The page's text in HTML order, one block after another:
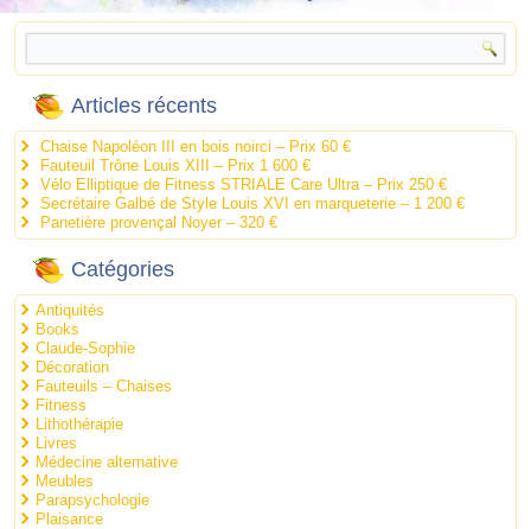
Articles récents
Chaise Napoléon III en bois noirci – Prix 60 €
Fauteuil Trône Louis XIII – Prix 1 600 €
Vélo Elliptique de Fitness STRIALE Care Ultra – Prix 250 €
Secrétaire Galbé de Style Louis XVI en marqueterie – 1 200 €
Panetière provençal Noyer – 320 €
Catégories
Antiquités
Books
Claude-Sophie
Décoration
Fauteuils – Chaises
Fitness
Lithothérapie
Livres
Médecine alternative
Meubles
Parapsychologie
Plaisance